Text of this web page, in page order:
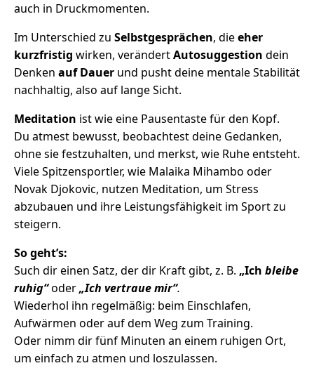
auch in Druckmomenten.
Im Unterschied zu Selbstgesprächen, dieeher
kurzfristig wirken, verändertAutosuggestion dein
Denken auf Dauer und pusht deine mentale Stabilität
nachhaltig, also auf lange Sicht.
Meditation ist wie eine Pausentaste für den Kopf.
Du atmest bewusst, beobachtest deine Gedanken,
ohne sie festzuhalten, und merkst, wie Ruhe entsteht.
Viele Spitzensportler, wie Malaika Mihambo oder
Novak Djokovic, nutzen Meditation, um Stress
abzubauen und ihre Leistungsfähigkeit im Sport zu
steigern.
So geht’s:
Such dir einen Satz, der dir Kraft gibt, z. B. „Ich bleibe
ruhig“oder„Ich vertraue mir“.
Wiederhol ihn regelmäßig: beim Einschlafen,
Aufwärmen oder auf dem Weg zum Training.
Oder nimm dir fünf Minuten an einem ruhigen Ort,
um einfach zu atmen und loszulassen.